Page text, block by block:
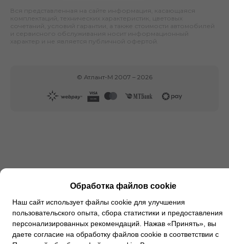
Вся представленная на сайте информация, касающаяся
комплектаций, технических характеристик, цветовых
сочетаний, условий гарантии, а также стоимости автомобилей
и сервисного обслуживания носит информационный
характер и не является публичной офертой.
© Атлант-М 2007 – 2026
Обработка файлов cookie
Наш сайт использует файлы cookie для улучшения
пользовательского опыта, сбора статистики и предоставления
персонализированных рекомендаций. Нажав «Принять», вы
даете согласие на обработку файлов cookie в соответствии с